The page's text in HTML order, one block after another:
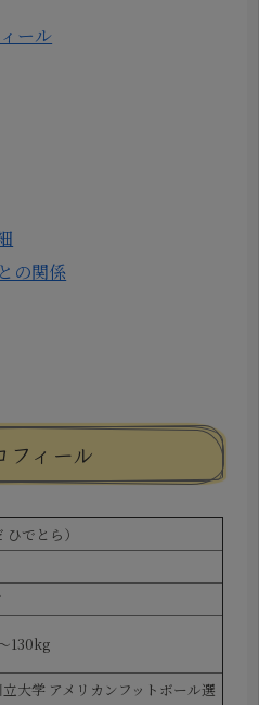
ール
の関係
ィール
でとら）
130kg
大学 アメリカンフットボール選